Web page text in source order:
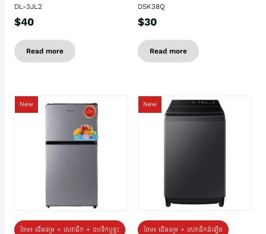
DL-3JL2
$40
Read more
DSK38Q
$30
Read more
New
ថែម៖ ជេីងទម្រ + សេវាដឹក + ដបទឹកឬខ្ទះ
New
ថែម៖ ជើងទម្រ + សេវាដឹកដំឡើង